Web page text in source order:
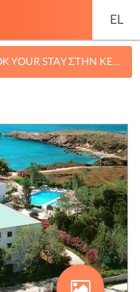
EL
BOOK YOUR STAY ΣΤΗΝ ΚΕΦΑΛΟΝΙΆ